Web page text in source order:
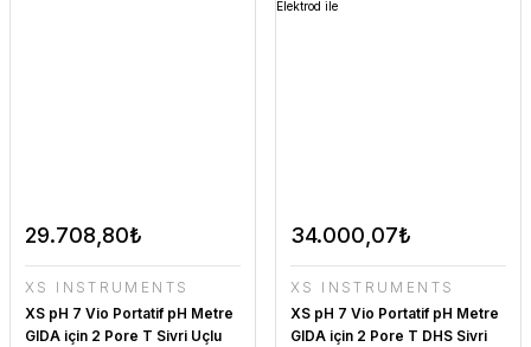
29.708,80₺
XS INSTRUMENTS
XS pH 7 Vio Portatif pH Metre
GIDA için 2 Pore T Sivri Uçlu
34.000,07₺
XS INSTRUMENTS
XS pH 7 Vio Portatif pH Metre
GIDA için 2 Pore T DHS Sivri